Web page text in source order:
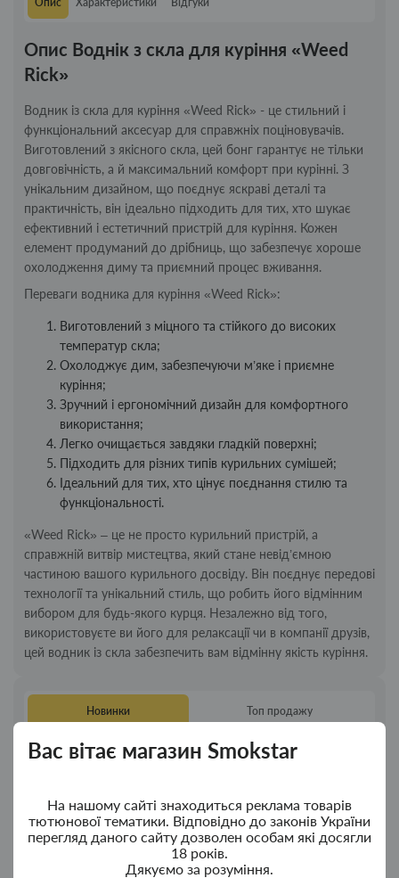
Вас вітає магазин Smokstar
На нашому сайті знаходиться реклама товарів
тютюнової тематики. Відповідно до законів України
перегляд даного сайту дозволен особам які досягли
18 років.
Дякуємо за розуміння.
Опис Воднік з скла для куріння «Weed
Rick»
Водник із скла для куріння «Weed Rick» - це стильний і
функціональний аксесуар для справжніх поціновувачів.
Виготовлений з якісного скла, цей бонг гарантує не тільки
довговічність, а й максимальний комфорт при курінні. З
унікальним дизайном, що поєднує яскраві деталі та
практичність, він ідеально підходить для тих, хто шукає
ефективний і естетичний пристрій для куріння. Кожен
елемент продуманий до дрібниць, що забезпечує хороше
охолодження диму та приємний процес вживання.
Переваги водника для куріння «Weed Rick»:
Виготовлений з міцного та стійкого до високих
температур скла;
Охолоджує дим, забезпечуючи м’яке і приємне
куріння;
Зручний і ергономічний дизайн для комфортного
використання;
Легко очищається завдяки гладкій поверхні;
Підходить для різних типів курильних сумішей;
Ідеальний для тих, хто цінує поєднання стилю та
функціональності.
«Weed Rick» – це не просто курильний пристрій, а
справжній витвір мистецтва, який стане невід’ємною
частиною вашого курильного досвіду. Він поєднує передові
технології та унікальний стиль, що робить його відмінним
вибором для будь-якого курця. Незалежно від того,
використовуєте ви його для релаксації чи в компанії друзів,
цей водник із скла забезпечить вам відмінну якість куріння.
Новинки Топ продажу
Новинка
Ковпак для водного "Граната Ф1" - ковпак
380.00грн.
Ковпак для водного "Граната Ф1" - ковпак